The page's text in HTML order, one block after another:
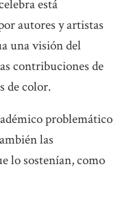
está
autores y artistas
una visión del
contribuciones de
de color.
problemático
las
lo sostenían, como